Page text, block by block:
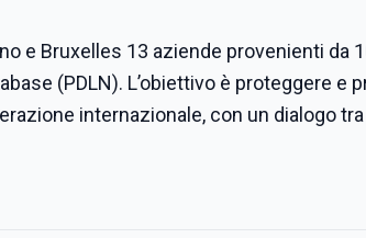
e Bruxelles 13 aziende provenienti da
(PDLN). L’obiettivo è proteggere e
internazionale, con un dialogo